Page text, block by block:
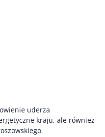
uderza
kraju, ale również